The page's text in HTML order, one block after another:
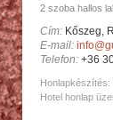
2 szoba hallos
Cím: Kőszeg,
E-mail:
Telefon: +36
Honlapkészítés:
Hotel honlap